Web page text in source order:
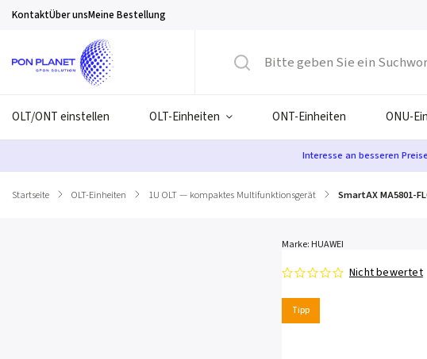
KontaktÜber unsMeine Bestellung
OLT/ONT einstellen OLT-Einheiten ONT-Einheiten ONU-
Interesse an besseren
Startseite / OLT-Einheiten / 1U OLT — kompaktes Multifunktionsgerät / SmartAX MA5801-
Tipp
Nicht bewertet
Marke: HUAWEI